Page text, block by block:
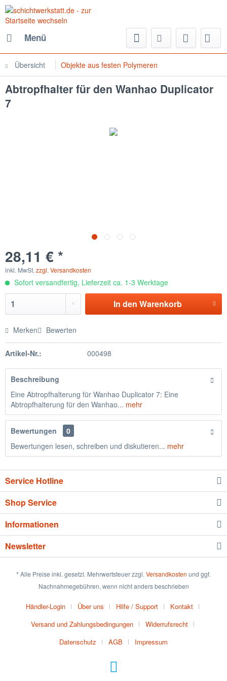
Menü
Übersicht Objekte aus festen Polymeren
Abtropfhalter für den Wanhao Duplicator
7
28,11 € *
inkl. MwSt. zzgl. Versandkosten
Sofort versandfertig, Lieferzeit ca. 1-3 Werktage
In den Warenkorb
Merken Bewerten
Artikel-Nr.: 000498
Beschreibung
Eine Abtropfhalterung für Wanhao Duplicator 7: Eine
Abtropfhalterung für den Wanhao... mehr
Bewertungen
0
Bewertungen lesen, schreiben und diskutieren... mehr
Service Hotline
Shop Service
Informationen
Newsletter
* Alle Preise inkl. gesetzl. Mehrwertsteuer zzgl. Versandkosten und ggf.
Nachnahmegebühren, wenn nicht anders beschrieben
Händler-Login Über uns Hilfe / Support
Kontakt
Versand und Zahlungsbedingungen
Widerrufsrecht
Datenschutz
AGB Impressum